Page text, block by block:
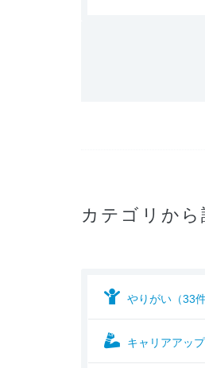
カテゴリか
やりがい（33件
キャリアアップ